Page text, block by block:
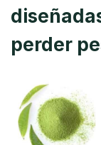
perder